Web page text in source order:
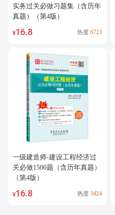
实务过关必做习题集（含历年
真题）（第4版）
¥16.8 热度 6723
一级建造师-建设工程经济过
关必做1500题（含历年真题）
（第4版）
¥16.8 热度 3424